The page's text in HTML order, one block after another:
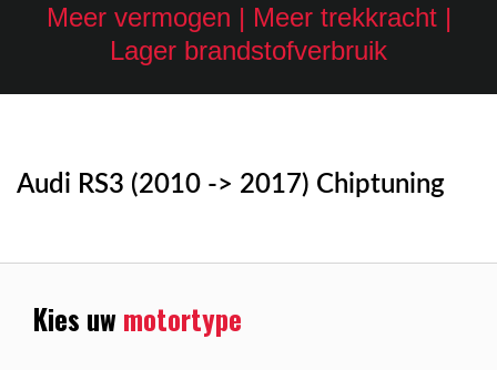
Meer vermogen | Meer trekkracht |
Lager brandstofverbruik
Audi RS3 (2010 -> 2017) Chiptuning
Kies uwmotortype